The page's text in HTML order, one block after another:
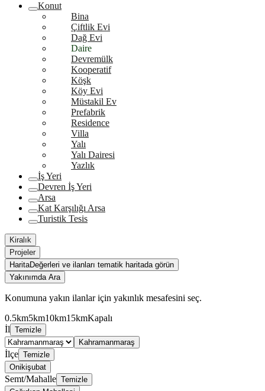
Konut
Bina
Çiftlik Evi
Dağ Evi
Daire
Devremülk
Kooperatif
Köşk
Köy Evi
Müstakil Ev
Prefabrik
Residence
Villa
Yalı
Yalı Dairesi
Yazlık
İş Yeri
Devren İş Yeri
Arsa
Kat Karşılığı Arsa
Turistik Tesis
Kiralık
Projeler
HaritaDeğerleri ve ilanları tematik haritada görün
Yakınımda Ara
Konumuna yakın ilanlar için yakınlık mesafesini seç.
0.5km5km10km15kmKapalı
İl Temizle
Kahramanmaraş
İlçe Temizle
Onikişubat
Semt/Mahalle Temizle